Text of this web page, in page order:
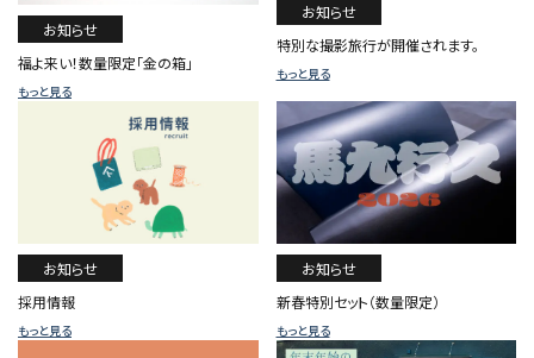
お知らせ
福よ来い！数量限定「金の箱」
もっと見る
お知らせ
特別な撮影旅行が開催されます。
もっと見る
お知らせ
採用情報
もっと見る
お知らせ
新春特別セット（数量限定）
もっと見る